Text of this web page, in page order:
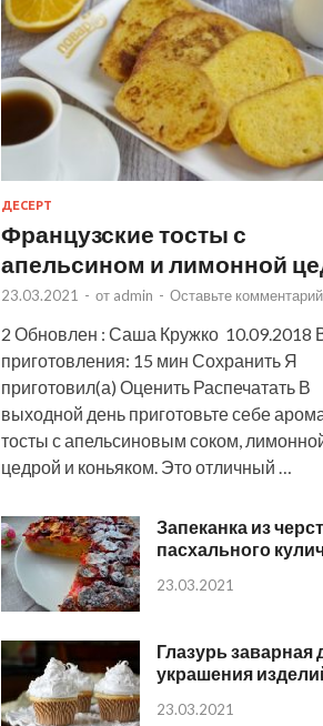
ДЕСЕРТ
Французские тосты с
апельсином и лимонной
23.03.2021 - от admin - Оставьте комментарий
2 Обновлен : Саша Кружко 10.09.2018
приготовления: 15 мин Сохранить Я
приготовил(а) Оценить Распечатать В
выходной день приготовьте себе
тосты с апельсиновым соком,
цедрой и коньяком. Это отличный …
Запеканка из
пасхального
23.03.2021
Глазурь заварная
украшения
23.03.2021